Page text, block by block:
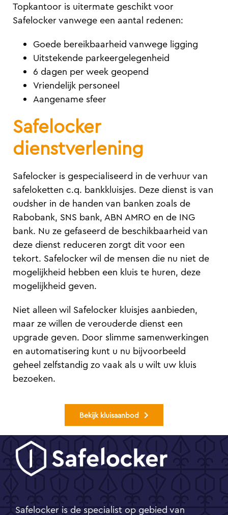
Topkantoor is uitermate geschikt voor
Safelocker vanwege een aantal redenen:
Goede bereikbaarheid vanwege ligging
Uitstekende parkeergelegenheid
6 dagen per week geopend
Vriendelijk personeel
Aangename sfeer
Safelocker
dienstverlening
Safelocker is gespecialiseerd in de verhuur van
safeloketten c.q. bankkluisjes. Deze dienst is van
oudsher in de handen van banken zoals de
Rabobank, SNS bank, ABN AMRO en de ING
bank. Nu ze gefaseerd de beschikbaarheid van
deze dienst reduceren zorgt dit voor een
tekort. Safelocker wil de mensen die nu niet de
mogelijkheid hebben een kluis te huren, deze
mogelijkheid geven.
Niet alleen wil Safelocker kluisjes aanbieden,
maar ze willen de verouderde dienst een
upgrade geven. Door slimme samenwerkingen
en automatisering kunt u nu bijvoorbeeld
geheel zelfstandig zo vaak als u wilt uw kluis
bezoeken.
Bekijk kluisaanbod
Safelocker is de specialist op gebied van